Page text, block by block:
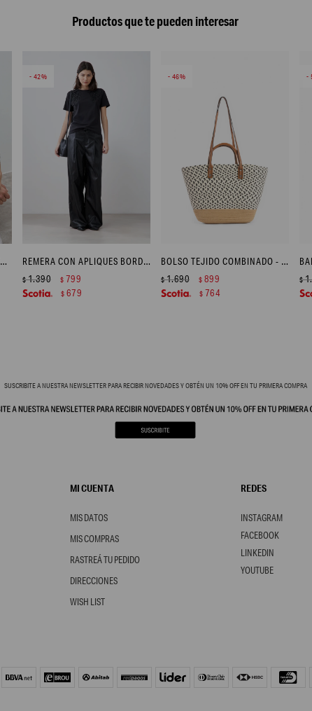
Productos que te pueden interesar
REMERA MANGAS VICHY - NEGRO
42
REMERA CON APLIQUES BORDADOS - NEGRO
$1.390 $ 799
$ 679
46
BOLSO TEJIDO COMBINADO - CRUDO
$1.690 $ 899
$ 764
$
SUSCRIBITE A NUESTRA NEWSLETTER PARA RECIBIR NOVEDADES Y OBTÉN UN 10% OFF EN TU PRIMERA COMPRA
MI CUENTA
MIS DATOS
MIS COMPRAS
RASTREÁ TU PEDIDO
DIRECCIONES
WISH LIST
REDES
FACEBOOK
YOUTUBE
INSTAGRAM
LINKEDIN